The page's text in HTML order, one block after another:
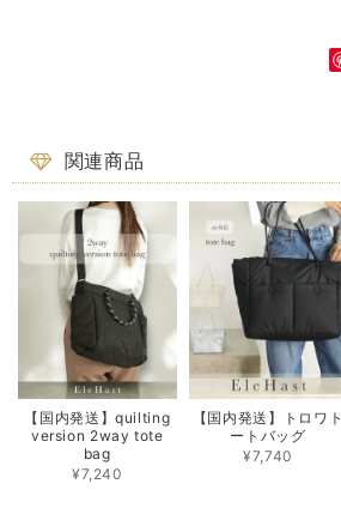
関連商品
【国内発送】quilting
version 2way tote
bag
¥7,240
【国内発送】トロワト
ートバッグ
¥7,740